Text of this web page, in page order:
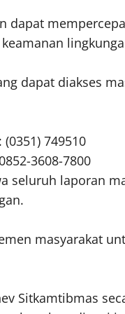
dapat
dapat diakses
749510
3608-7800
seluruh laporan
masyarakat
Sitkamtibmas